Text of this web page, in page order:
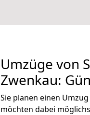
Umzüge von
Zwenkau:
Sie planen einen
möchten dabei